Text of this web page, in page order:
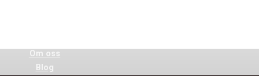
Om oss
Blog